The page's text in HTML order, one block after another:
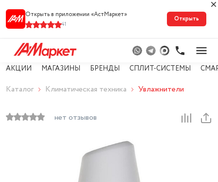
Открыть в приложении «АстМарке‪т‬»
41
Открыть
АКЦИИ МАГАЗИНЫ БРЕНДЫ СПЛИТ-СИСТЕМЫ
Каталог Климатическая техника Увлажнители
нет отзывов